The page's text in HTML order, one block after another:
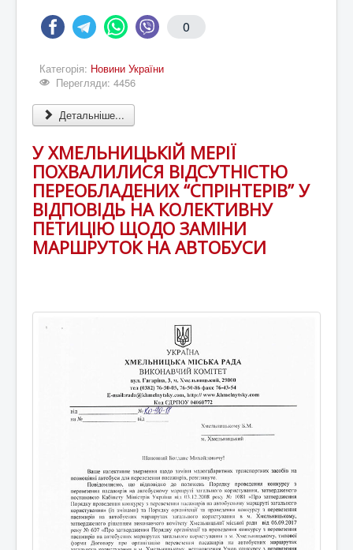
0
Категорія: Новини України
Перегляди: 4456
Детальніше...
У ХМЕЛЬНИЦЬКІЙ МЕРІЇ
ПОХВАЛИЛИСЯ ВІДСУТНІСТЮ
ПЕРЕОБЛАДЕНИХ “СПРІНТЕРІВ” У
ВІДПОВІДЬ НА КОЛЕКТИВНУ
ПЕТИЦІЮ ЩОДО ЗАМІНИ
МАРШРУТОК НА АВТОБУСИ